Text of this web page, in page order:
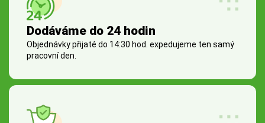
Dodáváme do 24 hodin
Objednávky přijaté do 14:30 hod. expedujeme ten samý
pracovní den.